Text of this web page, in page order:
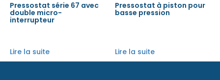
Pressostat série 67 avec
double micro-
interrupteur
Lire la suite
Pressostat à piston pour
basse pression
Lire la suite